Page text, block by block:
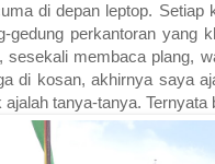
di depan leptop.
gedung perkantoran
membaca plang,
di kosan, akhirnya saya
tanya-tanya. Ternyata